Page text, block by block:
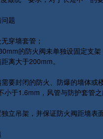
题
穿墙套管；
的防火阀未单独设固定支架
大于200mm。
封闭的防火、防爆的墙体或
小于1.6mm，风管与防护套管
吊架，并保证防火阀距墙表